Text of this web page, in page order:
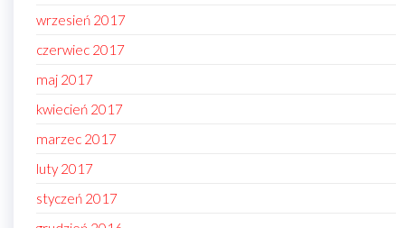
wrzesień 2017
czerwiec 2017
maj 2017
kwiecień 2017
marzec 2017
luty 2017
styczeń 2017